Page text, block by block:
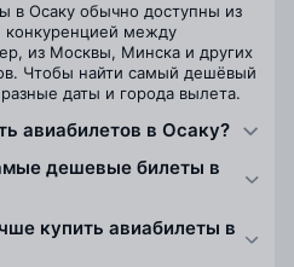
в Осаку обычно доступны из
конкуренцией между
из Москвы, Минска и других
Чтобы найти самый дешёвый
даты и города вылета.
авиабилетов в Осаку?
дешевые билеты в
купить авиабилеты в